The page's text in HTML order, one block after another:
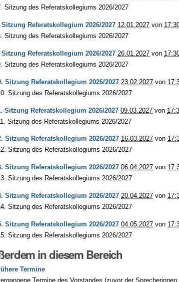
Sitzung des Referatskollegiums 2026/2027
Sitzung Referatskollegium 2026/2027 12.01.2027 von
Sitzung des Referatskollegiums 2026/2027
Sitzung Referatskollegium 2026/2027 26.01.2027 von
Sitzung des Referatskollegiums 2026/2027
Sitzung Referatskollegium 2026/2027 23.02.2027 von
Sitzung des Referatskollegiums 2026/2027
Sitzung Referatskollegium 2026/2027 09.03.2027 von
Sitzung des Referatskollegiums 2026/2027
Sitzung Referatskollegium 2026/2027 16.03.2027 von
Sitzung des Referatskollegiums 2026/2027
Sitzung Referatskollegium 2026/2027 06.04.2027 von
Sitzung des Referatskollegiums 2026/2027
Sitzung Referatskollegium 2026/2027 20.04.2027 von
Sitzung des Referatskollegiums 2026/2027
Sitzung Referatskollegium 2026/2027 04.05.2027 von
Sitzung des Referatskollegiums 2026/2027
in diesem Bereich
Termine
Termine des Vorstandes (zuvor der